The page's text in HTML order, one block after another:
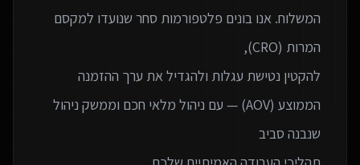
המשלוח. אנו בונים פלטפורמות סחר שנועדו למקסם
להקטין נטישת עגלות ולהגדיל את ערך ההזמנה
הממוצע (AOV) — עם ניהול מלאי חכם וממשק ניהול